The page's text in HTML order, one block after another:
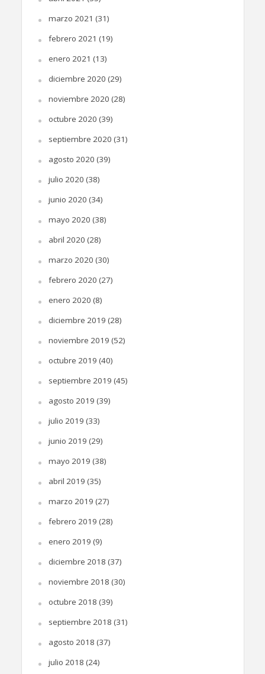
marzo 2021 (31)
febrero 2021 (19)
enero 2021 (13)
diciembre 2020 (29)
noviembre 2020 (28)
octubre 2020 (39)
septiembre 2020 (31)
agosto 2020 (39)
julio 2020 (38)
junio 2020 (34)
mayo 2020 (38)
abril 2020 (28)
marzo 2020 (30)
febrero 2020 (27)
enero 2020 (8)
diciembre 2019 (28)
noviembre 2019 (52)
octubre 2019 (40)
septiembre 2019 (45)
agosto 2019 (39)
julio 2019 (33)
junio 2019 (29)
mayo 2019 (38)
abril 2019 (35)
marzo 2019 (27)
febrero 2019 (28)
enero 2019 (9)
diciembre 2018 (37)
noviembre 2018 (30)
octubre 2018 (39)
septiembre 2018 (31)
agosto 2018 (37)
julio 2018 (24)